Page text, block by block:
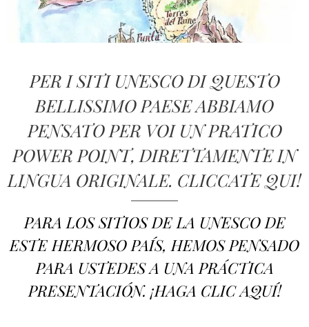
PER I SITI UNESCO DI QUESTO
BELLISSIMO PAESE ABBIAMO
PENSATO PER VOI UN PRATICO
POWER POINT, DIRETTAMENTE IN
LINGUA ORIGINALE. CLICCATE QUI!
PARA LOS SITIOS DE LA UNESCO DE
ESTE HERMOSO PAÍS, HEMOS PENSADO
PARA USTEDES A UNA PRÁCTICA
PRESENTACIÓN. ¡HAGA CLIC AQUÍ!